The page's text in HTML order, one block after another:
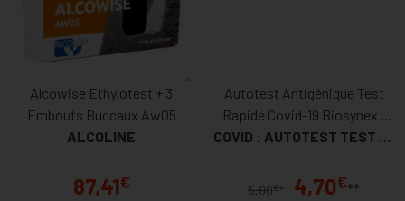
Alcowise Ethylotest + 3
Embouts Buccaux Aw05
ALCOLINE
87,41€
Autotest Antigénique Test
Rapide Covid-19 Biosynex 1
Test
COVID : AUTOTEST TEST RAPIDE
5,00€* 4,70€**